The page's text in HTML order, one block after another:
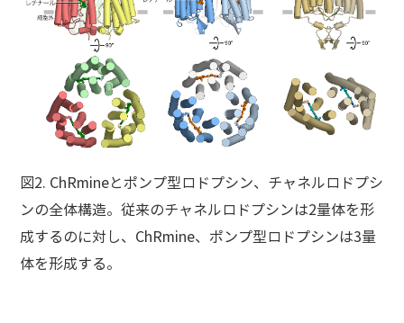
図2. ChRmineとポンプ型ロドプシン、チャネルロドプシ
ンの全体構造。従来のチャネルロドプシンは2量体を形
成するのに対し、ChRmine、ポンプ型ロドプシンは3量
体を形成する。